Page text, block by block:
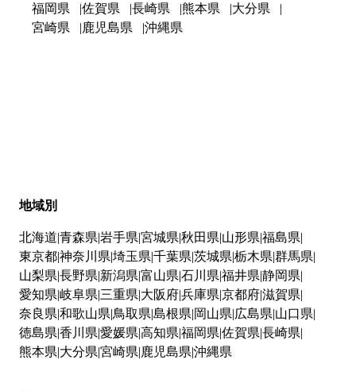
福岡県 佐賀県 長崎県 熊本県
大分県
宮崎県
鹿児島県 沖縄県
地域別
北海道 青森県 岩手県 宮城県 秋田県 山形県 福島県
東京都神奈川県 埼玉県 千葉県 茨城県 栃木県 群馬県
山梨県 長野県 新潟県 富山県 石川県 福井県 静岡県
愛知県 岐阜県 三重県 大阪府兵庫県 京都府滋賀県
奈良県 和歌山県 鳥取県 島根県 岡山県 広島県 山口県
徳島県 香川県 愛媛県 高知県 福岡県 佐賀県 長崎県
熊本県 大分県 宮崎県 鹿児島県 沖縄県